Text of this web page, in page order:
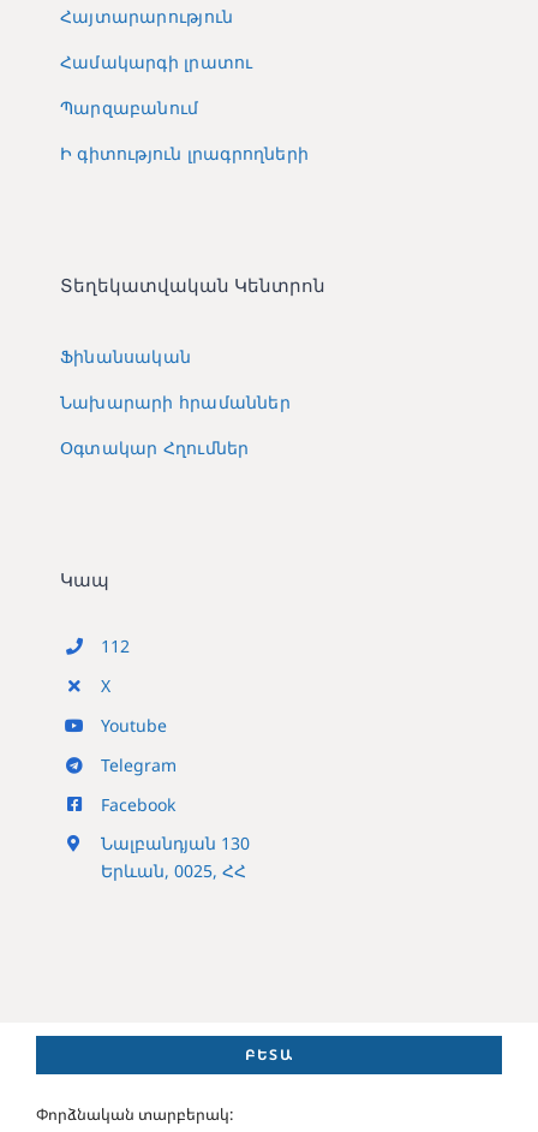
Հայտարարություն
Համակարգի լրատու
Պարզաբանում
Ի գիտություն լրագրողների
Տեղեկատվական Կենտրոն
Ֆինանսական
Նախարարի հրամաններ
Օգտակար Հղումներ
Կապ
112
X
Youtube
Telegram
Facebook
Նալբանդյան 130
Երևան, 0025, ՀՀ
ԲԵՏԱ
Փորձնական տարբերակ: